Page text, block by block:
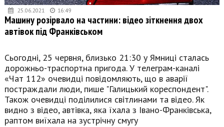
25.06.2021 16:49
Машину розірвало на частини: відео зіткнення двох
автівок під Франківськом
Сьогодні, 25 червня, близько 21:30 у Ямниці сталась
дорожньо-траспортна пригода. У телеграм-каналі
«Чат 112» очевидці повідомляють, що в аварії
постраждали люди, пише "Галицький кореспондент".
Також очевидці поділилися світлинами та відео. Як
видно з відео, автівка, яка їхала з Івано-Франківська,
раптом виїхала на зустрічну смугу